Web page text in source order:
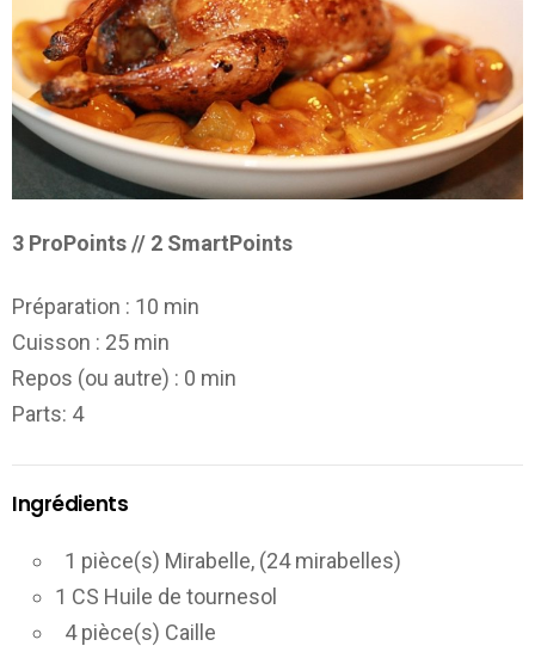
3 ProPoints // 2 SmartPoints
Préparation : 10 min
Cuisson : 25 min
Repos (ou autre) : 0 min
Parts: 4
Ingrédients
1 pièce(s) Mirabelle, (24 mirabelles)
1 CS Huile de tournesol
4 pièce(s) Caille